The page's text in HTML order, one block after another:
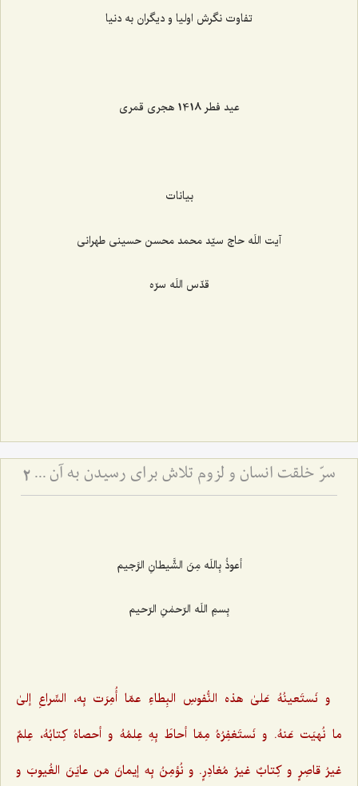
تفاوت نگرش اولیا و دیگران به دنیا
عید فطر 1418 هجری قمری
بیانات
آیت اللَه حاج سیّد محمد محسن حسینی طهرانی
قدّس اللَه سرّه
سرّ خلقت انسان و لزوم تلاش برای رسیدن به آن - تفاوت نگرش اولیا و دیگران به دنیا. 2
أعوذُ بِاللَه مِنَ الشَّیطانِ الرَّجیم
بِسمِ اللَه الرّحمٰنِ الرّحیم
و نَستَعینُهُ عَلیٰ هذه النُّفوسِ البِطاءِ عمّا أُمِرَت بِه، السِّراعِ إلیٰ
ما نُهیَت عَنهُ. و نَستَغفِرُهُ مِمّا أحاطَ بِهِ عِلمُهُ و أحصاهُ کِتابُهُ، عِلمٌ
غیرُ قاصِرٍ و کِتابٌ غیرُ مُغادِرٍ. و نُؤمِنُ بِه إیمانَ مَن عایَنَ الغُیوبَ و